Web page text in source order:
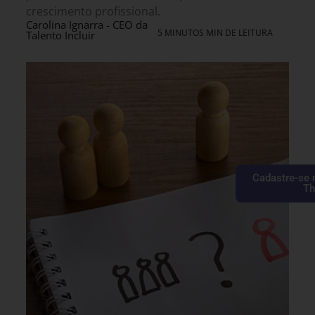
crescimento profissional.
Carolina Ignarra - CEO da
Talento Incluir 5 MINUTOS MIN DE LEITURA
Cadastre-se